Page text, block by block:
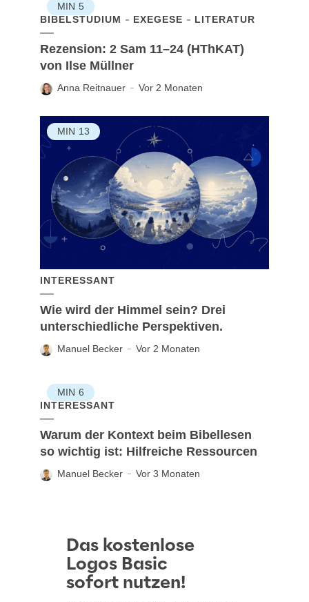
MIN 5
BIBELSTUDIUM
EXEGESE LITERATUR
Rezension: 2 Sam 11–24 (HThKAT)
von Ilse Müllner
Anna Reitnauer Vor 2 Monaten
MIN 13
INTERESSANT
Wie wird der Himmel sein? Drei
unterschiedliche Perspektiven.
Manuel Becker Vor 2 Monaten
MIN 6
INTERESSANT
Warum der Kontext beim Bibellesen
so wichtig ist: Hilfreiche Ressourcen
Manuel Becker Vor 3 Monaten
Das kostenlose
Logos Basic
sofort nutzen!